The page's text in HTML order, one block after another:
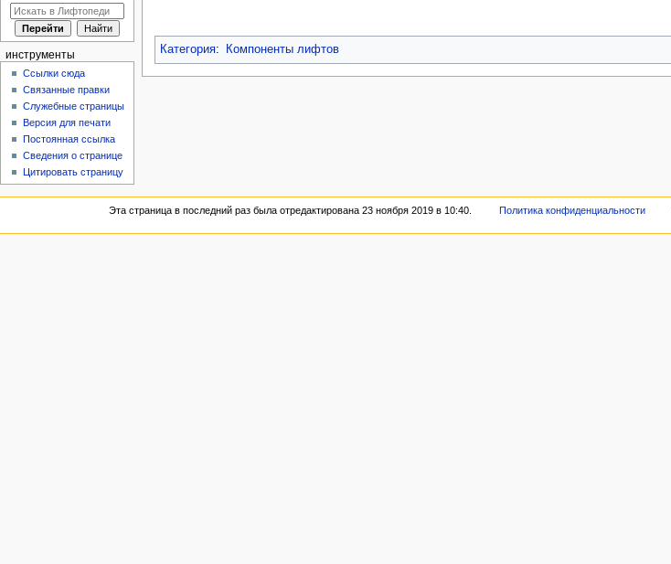
Категория: Компоненты лифтов
инструменты
Ссылки сюда
Связанные правки
Служебные страницы
Версия для печати
Постоянная ссылка
Сведения о странице
Цитировать страницу
Эта страница в последний раз была отредактирована 23 ноября 2019 в 10:40. Политика конфиденциальности